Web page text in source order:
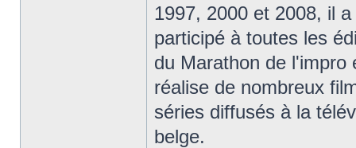
1997, 2000 et 2008, il a
participé à toutes les
du Marathon de l'impro
réalise de nombreux
séries diffusés à la
belge.